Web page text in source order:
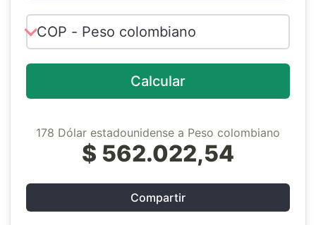
Calcular
178 Dólar estadounidense a Peso colombiano
$ 562.022,54
Compartir